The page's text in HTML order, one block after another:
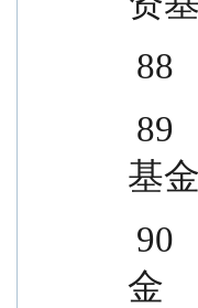
88
基金
金